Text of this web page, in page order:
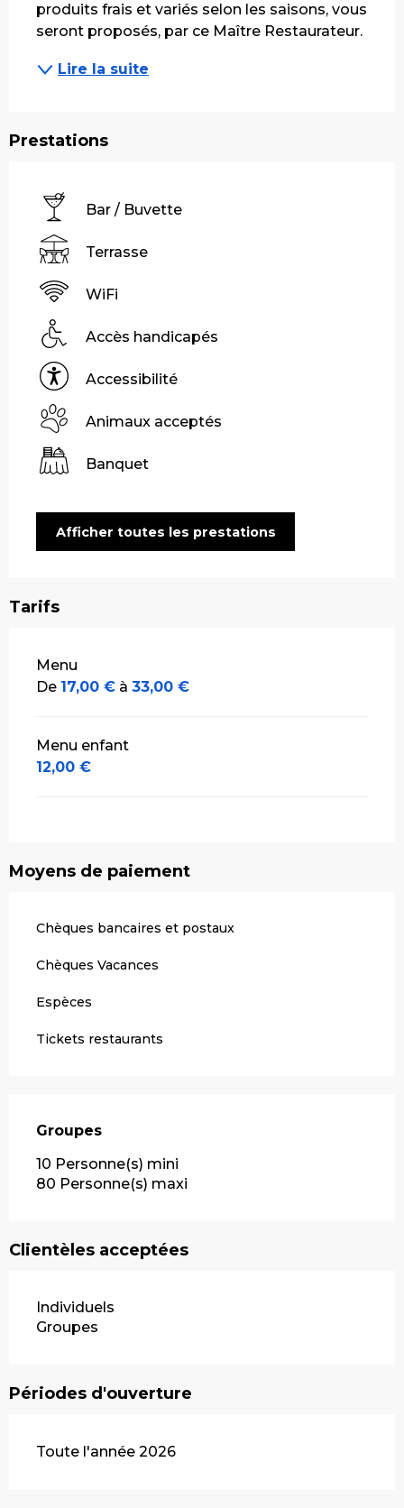
produits frais et variés selon les saisons, vous
seront proposés, par ce Maître Restaurateur.
Lire la suite
Prestations
Bar / Buvette
Terrasse
WiFi
Accès handicapés
Accessibilité
Animaux acceptés
Banquet
Afficher toutes les prestations
Tarifs
Tarifs 2026
Menu
De 17,00 € à 33,00 €
Menu enfant
12,00 €
Moyens de paiement
Chèques bancaires et postaux
Chèques Vacances
Espèces
Tickets restaurants
Groupes
Groupes
10 Personne(s) mini
80 Personne(s) maxi
Clientèles acceptées
Individuels
Groupes
Périodes d'ouverture
Toute l'année 2026